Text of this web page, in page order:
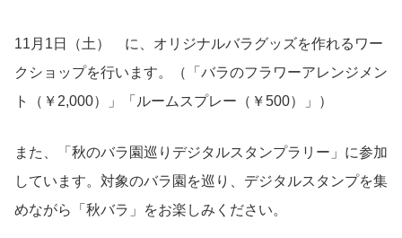
11月1日（土） に、オリジナルバラグッズを作れるワー
クショップを行います。（「バラのフラワーアレンジメン
ト（￥2,000）」「ルームスプレー（￥500）」）
また、「秋のバラ園巡りデジタルスタンプラリー」に参加
しています。対象のバラ園を巡り、デジタルスタンプを集
めながら「秋バラ」をお楽しみください。